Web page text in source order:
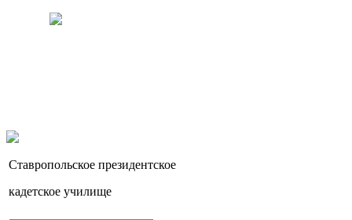
Ставропольское президентское
кадетское училище